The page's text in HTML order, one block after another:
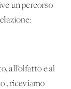
un percorso
all’olfatto e al
, riceviamo